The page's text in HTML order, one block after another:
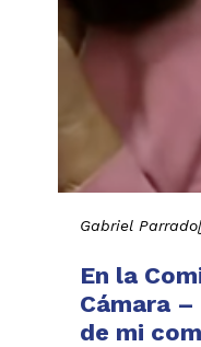
Gabriel Parrado|
En la
Cámara
de mi